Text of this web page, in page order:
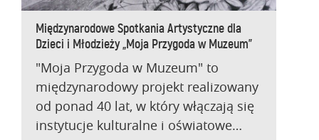
Międzynarodowe Spotkania Artystyczne dla
Dzieci i Młodzieży „Moja Przygoda w Muzeum”
"Moja Przygoda w Muzeum" to
międzynarodowy projekt realizowany
od ponad 40 lat, w który włączają się
instytucje kulturalne i oświatowe…